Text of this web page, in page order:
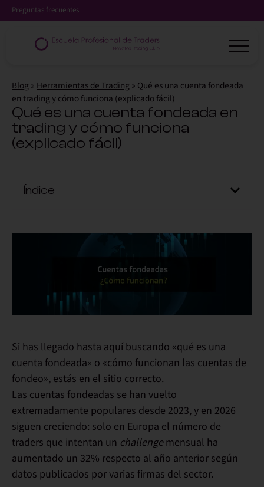
Preguntas frecuentes
Blog » Herramientas de Trading » Qué es una cuenta fondeada
en trading y cómo funciona (explicado fácil)
Qué es una cuenta fondeada en
trading y cómo funciona
(explicado fácil)
Índice
Si has llegado hasta aquí buscando «qué es una
cuenta fondeada» o «cómo funcionan las cuentas de
fondeo», estás en el sitio correcto.
Las cuentas fondeadas se han vuelto
extremadamente populares desde 2023, y en 2026
siguen creciendo: solo en Europa el número de
traders que intentan un challengemensual ha
aumentado un 32% respecto al año anterior según
datos publicados por varias firmas del sector.